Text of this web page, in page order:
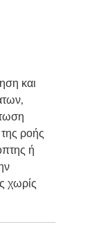
και
ροής
ή
χωρίς